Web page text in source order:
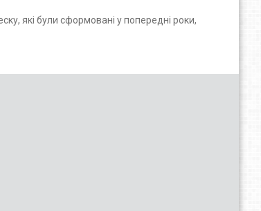
які були сформовані у попередні роки,